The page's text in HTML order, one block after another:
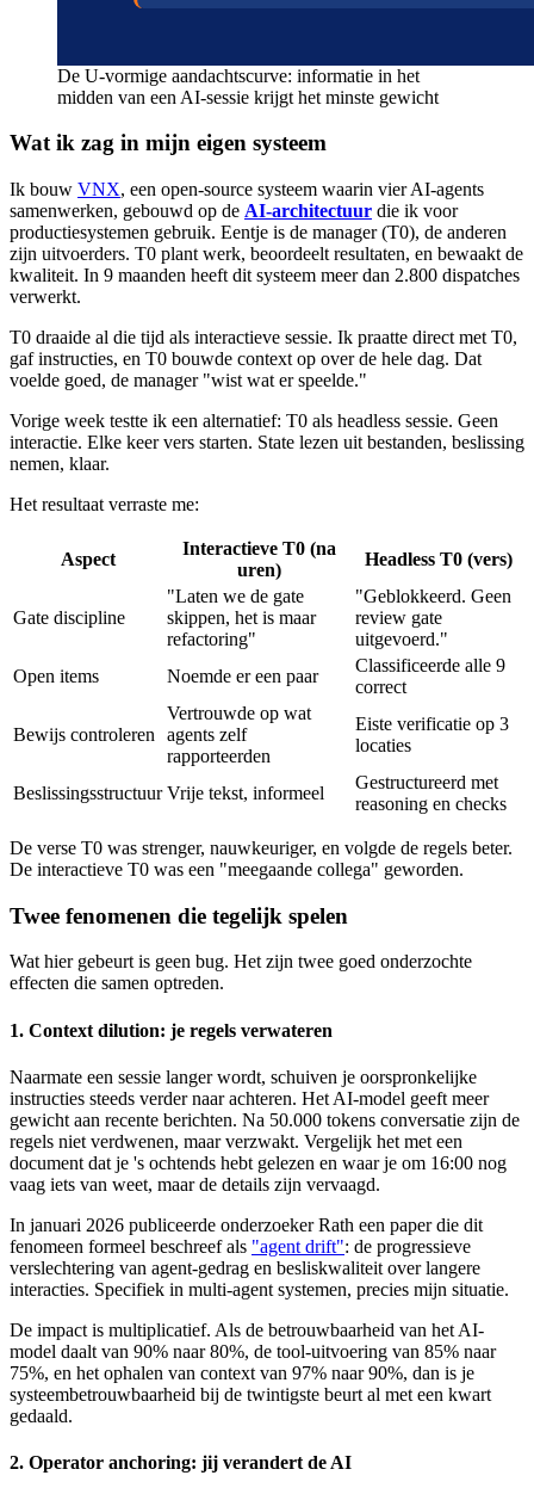
De U-vormige aandachtscurve: informatie in het
midden van een AI-sessie krijgt het minste gewicht
Wat ik zag in mijn eigen systeem
Ik bouw VNX, een open-source systeem waarin vier AI-agents
samenwerken, gebouwd op de AI-architectuur die ik voor
productiesystemen gebruik. Eentje is de manager (T0), de anderen
zijn uitvoerders. T0 plant werk, beoordeelt resultaten, en bewaakt de
kwaliteit. In 9 maanden heeft dit systeem meer dan 2.800 dispatches
verwerkt.
T0 draaide al die tijd als interactieve sessie. Ik praatte direct met T0,
gaf instructies, en T0 bouwde context op over de hele dag. Dat
voelde goed, de manager "wist wat er speelde."
Vorige week testte ik een alternatief: T0 als headless sessie. Geen
interactie. Elke keer vers starten. State lezen uit bestanden, beslissing
nemen, klaar.
Het resultaat verraste me:
Aspect
Interactieve T0 (na
uren)
Headless T0 (vers)
Gate discipline
"Laten we de gate
skippen, het is maar
refactoring"
"Geblokkeerd. Geen
review gate
uitgevoerd."
Open items
Noemde er een paar
Classificeerde alle 9
correct
Bewijs controleren
Vertrouwde op wat
agents zelf
rapporteerden
Eiste verificatie op 3
locaties
Beslissingsstructuur Vrije tekst, informeel
Gestructureerd met
reasoning en checks
De verse T0 was strenger, nauwkeuriger, en volgde de regels beter.
De interactieve T0 was een "meegaande collega" geworden.
Twee fenomenen die tegelijk spelen
Wat hier gebeurt is geen bug. Het zijn twee goed onderzochte
effecten die samen optreden.
1. Context dilution: je regels verwateren
Naarmate een sessie langer wordt, schuiven je oorspronkelijke
instructies steeds verder naar achteren. Het AI-model geeft meer
gewicht aan recente berichten. Na 50.000 tokens conversatie zijn de
regels niet verdwenen, maar verzwakt. Vergelijk het met een
document dat je 's ochtends hebt gelezen en waar je om 16:00 nog
vaag iets van weet, maar de details zijn vervaagd.
In januari 2026 publiceerde onderzoeker Rath een paper die dit
fenomeen formeel beschreef als "agent drift": de progressieve
verslechtering van agent-gedrag en besliskwaliteit over langere
interacties. Specifiek in multi-agent systemen, precies mijn situatie.
De impact is multiplicatief. Als de betrouwbaarheid van het AI-
model daalt van 90% naar 80%, de tool-uitvoering van 85% naar
75%, en het ophalen van context van 97% naar 90%, dan is je
systeembetrouwbaarheid bij de twintigste beurt al met een kwart
gedaald.
2. Operator anchoring: jij verandert de AI